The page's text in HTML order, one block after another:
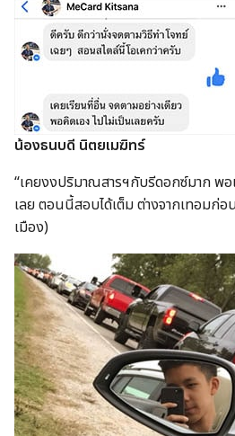
น้องธนบดี นิตยเมฆิทร์
“เคยงงปริมาณสารฯกับรีดอกซ์มาก พอ
เลย ตอนนี้สอบได้เต็ม ต่างจากเทอมก่อ
เมือง)